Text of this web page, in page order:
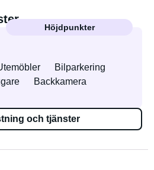
Höjdpunkter
Bilparkering
Backkamera
och tjänster